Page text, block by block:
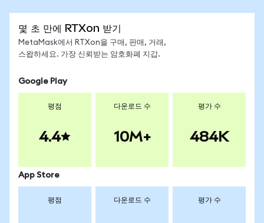
몇 초 만에 RTXon 받기
MetaMask에서 RTXon을 구매, 판매, 거래,
스왑하세요. 가장 신뢰받는 암호화폐 지갑.
Google Play
평점
4.4
다운로드 수
10M+
평가 수
484K
App Store
평점 다운로드 수 평가 수